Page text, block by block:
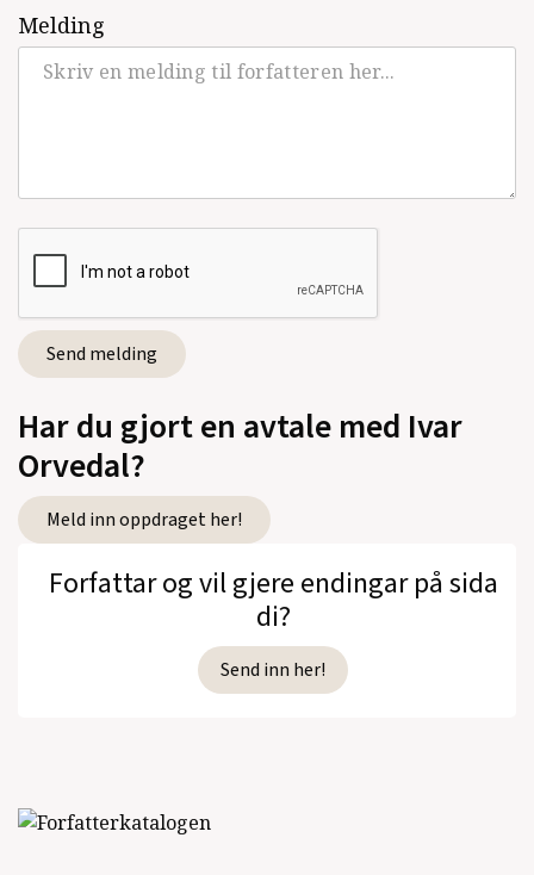
Melding
Har du gjort en avtale med Ivar
Orvedal?
Meld inn oppdraget her!
Forfattar og vil gjere endingar på sida
di?
Send inn her!